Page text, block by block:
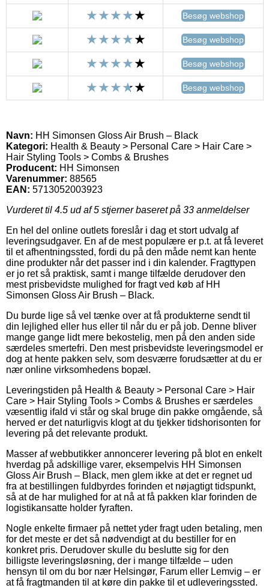
Besøg webshop
Besøg webshop
Besøg webshop
Besøg webshop
Navn: HH Simonsen Gloss Air Brush – Black
Kategori: Health & Beauty > Personal Care > Hair Care >
Hair Styling Tools > Combs & Brushes
Producent: HH Simonsen
Varenummer: 88565
EAN: 5713052003923
Vurderet til 4.5 ud af 5 stjerner baseret på 33 anmeldelser
En hel del online outlets foreslår i dag et stort udvalg af
leveringsudgaver. En af de mest populære er p.t. at få leveret
til et afhentningssted, fordi du på den måde nemt kan hente
dine produkter når det passer ind i din kalender. Fragttypen
er jo ret så praktisk, samt i mange tilfælde derudover den
mest prisbevidste mulighed for fragt ved køb af HH
Simonsen Gloss Air Brush – Black.
Du burde lige så vel tænke over at få produkterne sendt til
din lejlighed eller hus eller til når du er på job. Denne bliver
mange gange lidt mere bekostelig, men på den anden side
særdeles smertefri. Den mest prisbevidste leveringsmodel er
dog at hente pakken selv, som desværre forudsætter at du er
nær online virksomhedens bopæl.
Leveringstiden på Health & Beauty > Personal Care > Hair
Care > Hair Styling Tools > Combs & Brushes er særdeles
væsentlig ifald vi står og skal bruge din pakke omgående, så
herved er det naturligvis klogt at du tjekker tidshorisonten for
levering på det relevante produkt.
Masser af webbutikker annoncerer levering på blot en enkelt
hverdag på adskillige varer, eksempelvis HH Simonsen
Gloss Air Brush – Black, men glem ikke at det er regnet ud
fra at bestillingen fuldbyrdes forinden et nøjagtigt tidspunkt,
så at de har mulighed for at nå at få pakken klar forinden de
logistikansatte holder fyraften.
Nogle enkelte firmaer på nettet yder fragt uden betaling, men
for det meste er det så nødvendigt at du bestiller for en
konkret pris. Derudover skulle du beslutte sig for den
billigste leveringsløsning, der i mange tilfælde – uden
hensyn til om du bor nær Helsingør, Farum eller Lemvig – er
at få fragtmanden til at køre din pakke til et udleveringssted.